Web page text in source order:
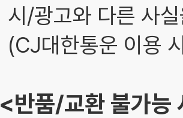
시/광고와 다른 사
(CJ대한통운 이용
<반품/교환 불가능